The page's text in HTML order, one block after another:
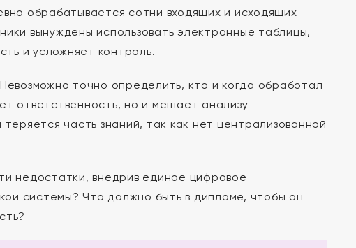
обрабатывается сотни входящих и исходящих
вынуждены использовать электронные таблицы,
и усложняет контроль.
точно определить, кто и когда обработал
ответственность, но и мешает анализу
часть знаний, так как нет централизованной
недостатки, внедрив единое цифровое
системы? Что должно быть в дипломе, чтобы он